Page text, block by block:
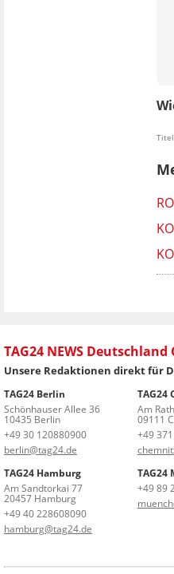
TAG24 NEWS Deutschland
Unsere Redaktionen direkt für
TAG24 Berlin
Schönhauser Allee 36
10435 Berlin
+49 30 120880900
berlin@tag24.de
TAG24
Am
09111
+49
TAG24 Hamburg
Am Sandtorkai 77
20457 Hamburg
+49 40 228608090
hamburg@tag24.de
TAG24
+49 89